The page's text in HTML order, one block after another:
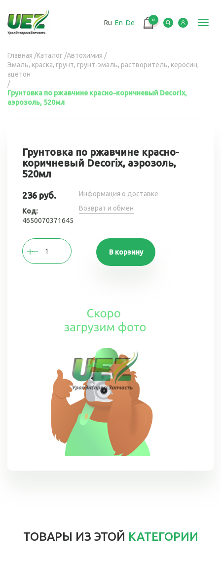
основному
содержанию
Ru En De 0
Вы
здесь
Главная /Каталог /Автохимия /
Эмаль, краска, грунт, грунт-эмаль, растворитель, керосин,
ацетон
/
Грунтовка по ржавчине красно-коричневый Decorix,
аэрозоль, 520мл
Грунтовка по ржавчине красно-
коричневый Decorix, аэрозоль,
520мл
236 руб.
Код:
4650070371645
Информация о доставке
Возврат и обмен
В корзину
ТОВАРЫ ИЗ ЭТОЙ КАТЕГОРИИ